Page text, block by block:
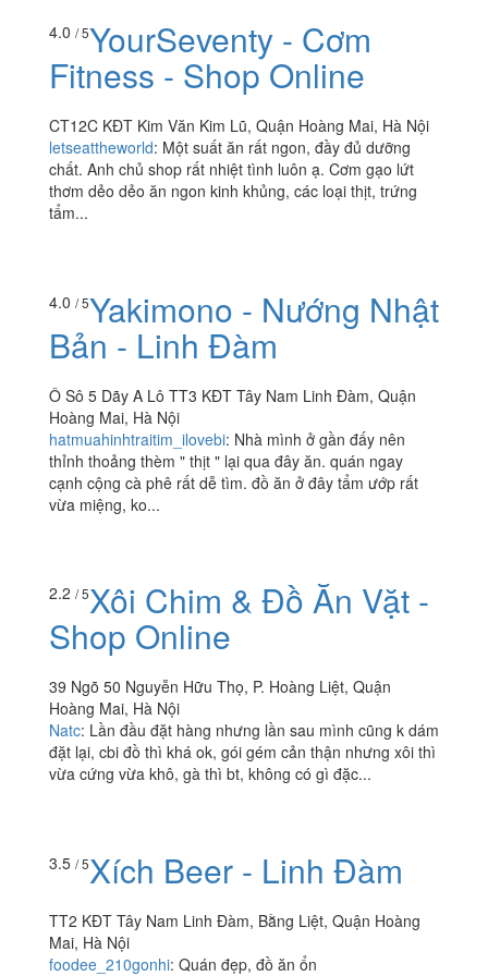
4.0 / 5YourSeventy - Cơm
Fitness - Shop Online
CT12C KĐT Kim Văn Kim Lũ, Quận Hoàng Mai, Hà Nội
letseattheworld: Một suất ăn rất ngon, đầy đủ dưỡng
chất. Anh chủ shop rất nhiệt tình luôn ạ. Cơm gạo lứt
thơm dẻo dẻo ăn ngon kinh khủng, các loại thịt, trứng
tẩm...
4.0 / 5Yakimono - Nướng Nhật
Bản - Linh Đàm
Ô Sô 5 Dãy A Lô TT3 KĐT Tây Nam Linh Đàm, Quận
Hoàng Mai, Hà Nội
hatmuahinhtraitim_ilovebi: Nhà mình ở gần đấy nên
thỉnh thoảng thèm " thịt " lại qua đây ăn. quán ngay
cạnh cộng cà phê rất dễ tìm. đồ ăn ở đây tẩm ướp rất
vừa miệng, ko...
2.2 / 5Xôi Chim & Đồ Ăn Vặt -
Shop Online
39 Ngõ 50 Nguyễn Hữu Thọ, P. Hoàng Liệt, Quận
Hoàng Mai, Hà Nội
Natc: Lần đầu đặt hàng nhưng lần sau mình cũng k dám
đặt lại, cbi đồ thì khá ok, gói gém cản thận nhưng xôi thì
vừa cứng vừa khô, gà thì bt, không có gì đặc...
3.5 / 5Xích Beer - Linh Đàm
TT2 KĐT Tây Nam Linh Đàm, Bằng Liệt, Quận Hoàng
Mai, Hà Nội
foodee_210gonhi: Quán đẹp, đồ ăn ổn